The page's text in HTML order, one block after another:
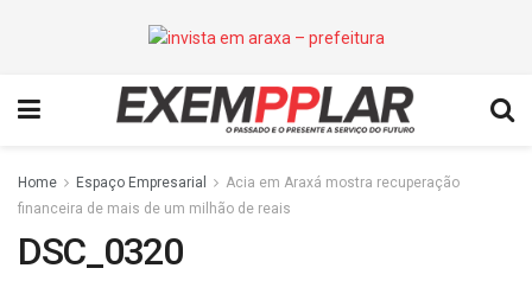
Home Espaço Empresarial
Acia em Araxá mostra recuperação
financeira de mais de um milhão de reais
DSC_0320